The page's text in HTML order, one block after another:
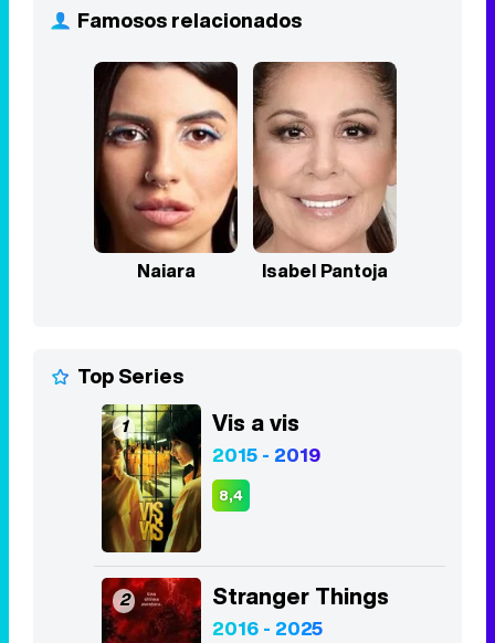
Famosos relacionados
Naiara Isabel Pantoja
Top Series
1 Vis a vis
2015 - 2019
8,4
2 Stranger Things
2016 - 2025